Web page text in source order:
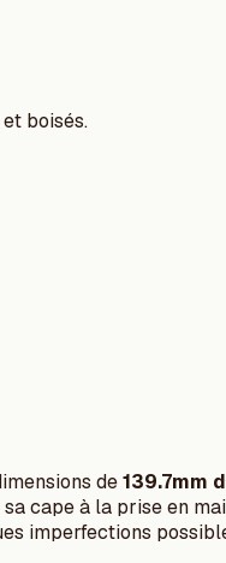
boisés.
de139.7mm
cape à la prise en
imperfections